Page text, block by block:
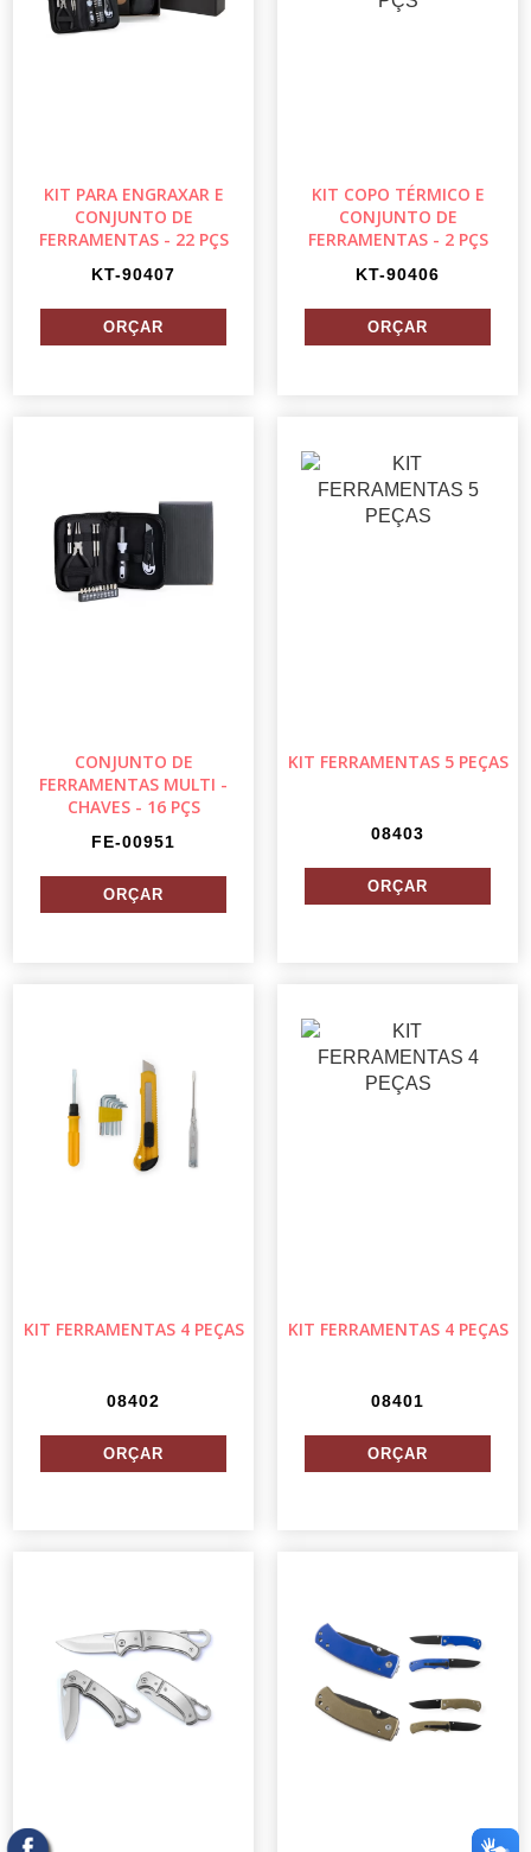
KIT PARA ENGRAXAR E
CONJUNTO DE
FERRAMENTAS - 22 PÇS
KT-90407
KIT COPO TÉRMICO E
CONJUNTO DE
FERRAMENTAS - 2 PÇS
KT-90406
CONJUNTO DE
FERRAMENTAS MULTI -
CHAVES - 16 PÇS
FE-00951
KIT FERRAMENTAS 5 PEÇAS
08403
KIT FERRAMENTAS 4 PEÇAS
08402
KIT FERRAMENTAS 4 PEÇAS
08401